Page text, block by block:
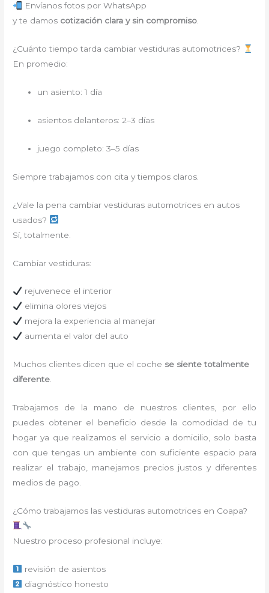
Envíanos fotos por WhatsApp
y te damos cotización clara y sin compromiso.
¿Cuánto tiempo tarda cambiar vestiduras automotrices?
En promedio:
un asiento: 1 día
asientos delanteros: 2–3 días
juego completo: 3–5 días
Siempre trabajamos con cita y tiempos claros.
¿Vale la pena cambiar vestiduras automotrices en autos
usados?
Sí, totalmente.
Cambiar vestiduras:
rejuvenece el interior
elimina olores viejos
mejora la experiencia al manejar
aumenta el valor del auto
Muchos clientes dicen que el coche se siente totalmente
diferente.
Trabajamos de la mano de nuestros clientes, por ello
puedes obtener el beneficio desde la comodidad de tu
hogar ya que realizamos el servicio a domicilio, solo basta
con que tengas un ambiente con suficiente espacio para
realizar el trabajo, manejamos precios justos y diferentes
medios de pago.
¿Cómo trabajamos las vestiduras automotrices en Coapa?
Nuestro proceso profesional incluye:
revisión de asientos
diagnóstico honesto